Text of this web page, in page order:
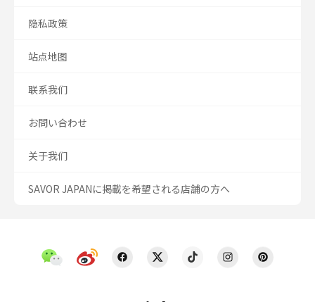
隐私政策
站点地图
联系我们
お問い合わせ
关于我们
SAVOR JAPANに掲載を希望される店舗の方へ